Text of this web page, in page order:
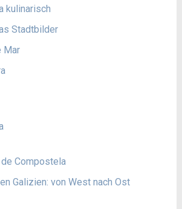
kulinarisch
Stadtbilder
Mar
Compostela
Galizien: von West nach Ost